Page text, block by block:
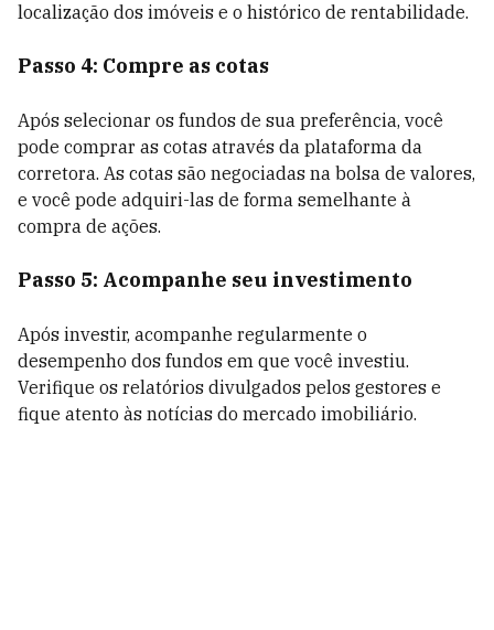
localização dos imóveis e o histórico de rentabilidade.
Passo 4: Compre as cotas
Após selecionar os fundos de sua preferência, você
pode comprar as cotas através da plataforma da
corretora. As cotas são negociadas na bolsa de valores,
e você pode adquiri-las de forma semelhante à
compra de ações.
Passo 5: Acompanhe seu investimento
Após investir, acompanhe regularmente o
desempenho dos fundos em que você investiu.
Verifique os relatórios divulgados pelos gestores e
fique atento às notícias do mercado imobiliário.